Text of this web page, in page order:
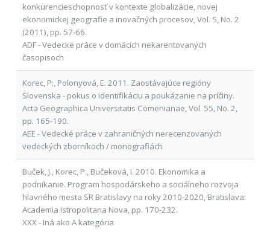
konkurencieschopnosť v kontexte globalizácie, novej
ekonomickej geografie a inovačných procesov, Vol. 5, No. 2
(2011), pp. 57-66.
ADF - Vedecké práce v domácich nekarentovaných
časopisoch
Korec, P., Polonyová, E. 2011. Zaostávajúce regióny
Slovenska - pokus o identifikáciu a poukázanie na príčiny.
Acta Geographica Universitatis Comenianae, Vol. 55, No. 2,
pp. 165-190.
AEE - Vedecké práce v zahraničných nerecenzovaných
vedeckých zborníkoch / monografiách
Buček, J., Korec, P., Bučeková, I. 2010. Ekonomika a
podnikanie. Program hospodárskeho a sociálneho rozvoja
hlavného mesta SR Bratislavy na roky 2010-2020, Bratislava:
Academia Istropolitana Nova, pp. 170-232.
XXX - Iná ako A kategória